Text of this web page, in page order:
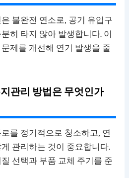
불완전 연소로, 공기 유입구
히 타지 않아 발생합니다. 이
제를 개선해 연기 발생을 줄
관리 방법은 무엇인가
를 정기적으로 청소하고, 연
관리하는 것이 중요합니다.
선택과 부품 교체 주기를 준